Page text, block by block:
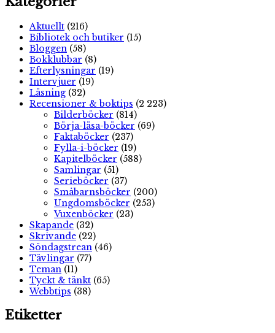
Aktuellt (216)
Bibliotek och butiker (15)
Bloggen (58)
Bokklubbar (8)
Efterlysningar (19)
Intervjuer (19)
Läsning (32)
Recensioner & boktips (2 223)
Bilderböcker (814)
Börja-läsa-böcker (69)
Faktaböcker (237)
Fylla-i-böcker (19)
Kapitelböcker (588)
Samlingar (51)
Serieböcker (37)
Småbarnsböcker (200)
Ungdomsböcker (253)
Vuxenböcker (23)
Skapande (32)
Skrivande (22)
Söndagstrean (46)
Tävlingar (77)
Teman (11)
Tyckt & tänkt (65)
Webbtips (38)
Etiketter